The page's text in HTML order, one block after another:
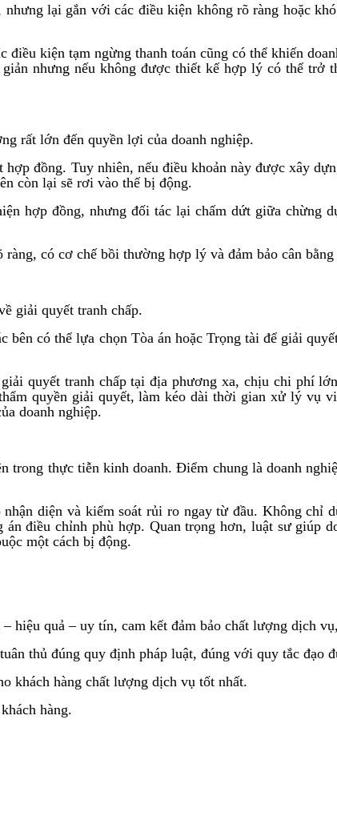
lại gắn với các điều kiện không rõ ràng hoặc
điều kiện tạm ngừng thanh toán cũng có thể khiến
nhưng nếu không được thiết kế hợp lý có thể trở
rất lớn đến quyền lợi của doanh nghiệp.
đồng. Tuy nhiên, nếu điều khoản này được xây
còn lại sẽ rơi vào thế bị động.
hợp đồng, nhưng đối tác lại chấm dứt giữa chừng
có cơ chế bồi thường hợp lý và đảm bảo cân
giải quyết tranh chấp.
có thể lựa chọn Tòa án hoặc Trọng tài để giải
quyết tranh chấp tại địa phương xa, chịu chi phí
quyền giải quyết, làm kéo dài thời gian xử lý vụ
doanh nghiệp.
thực tiễn kinh doanh. Điểm chung là doanh
diện và kiểm soát rủi ro ngay từ đầu. Không chỉ
điều chỉnh phù hợp. Quan trọng hơn, luật sư giúp
một cách bị động.
quả – uy tín, cam kết đảm bảo chất lượng dịch
thủ đúng quy định pháp luật, đúng với quy tắc đạo
khách hàng chất lượng dịch vụ tốt nhất.
hàng.